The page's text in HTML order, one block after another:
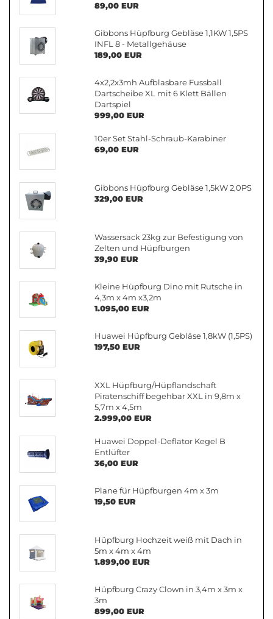
89,00 EUR
Gibbons Hüpfburg Gebläse 1,1KW 1,5PS
INFL 8 - Metallgehäuse
189,00 EUR
4x2,2x3mh Aufblasbare Fussball
Dartscheibe XL mit 6 Klett Bällen
Dartspiel
999,00 EUR
10er Set Stahl-Schraub-Karabiner
69,00 EUR
Gibbons Hüpfburg Gebläse 1,5kW 2,0PS
329,00 EUR
Wassersack 23kg zur Befestigung von
Zelten und Hüpfburgen
39,90 EUR
Kleine Hüpfburg Dino mit Rutsche in
4,3m x 4m x3,2m
1.095,00 EUR
Huawei Hüpfburg Gebläse 1,8kW (1,5PS)
197,50 EUR
XXL Hüpfburg/Hüpflandschaft
Piratenschiff begehbar XXL in 9,8m x
5,7m x 4,5m
2.999,00 EUR
Huawei Doppel-Deflator Kegel B
Entlüfter
36,00 EUR
Plane für Hüpfburgen 4m x 3m
19,50 EUR
Hüpfburg Hochzeit weiß mit Dach in
5m x 4m x 4m
1.899,00 EUR
Hüpfburg Crazy Clown in 3,4m x 3m x
3m
899,00 EUR